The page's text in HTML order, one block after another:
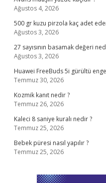
Ağustos 4, 2026
500 gr kuzu pirzola kaç adet
Ağustos 3, 2026
27 sayısının basamak değeri
Ağustos 3, 2026
Huawei FreeBuds 5i gürültü
Temmuz 30, 2026
Kozmik kanıt nedir ?
Temmuz 26, 2026
Kaleci 8 saniye kuralı nedir ?
Temmuz 25, 2026
Bebek püresi nasıl yapılır ?
Temmuz 25, 2026